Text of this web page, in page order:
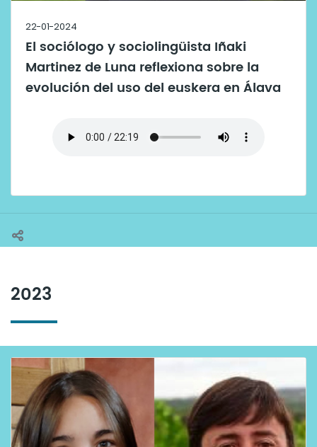
22-01-2024
El sociólogo y sociolingüista Iñaki
Martinez de Luna reflexiona sobre la
evolución del uso del euskera en Álava
2023